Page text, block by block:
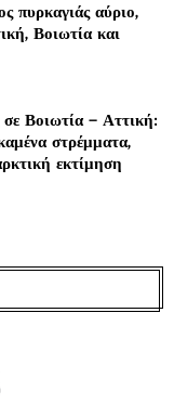
πυρκαγιάς αύριο,
Βοιωτία και
Βοιωτία – Αττική:
στρέμματα,
εκτίμηση